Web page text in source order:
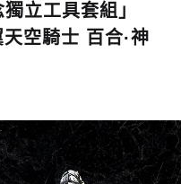
立工具套組」
空騎士 百合·神